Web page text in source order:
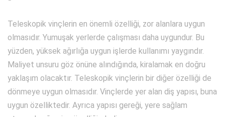
Teleskopik vinçlerin en önemli özelliği, zor alanlara uygun
olmasıdır. Yumuşak yerlerde çalışması daha uygundur. Bu
yüzden, yüksek ağırlığa uygun işlerde kullanımı yaygındır.
Maliyet unsuru göz önüne alındığında, kiralamak en doğru
yaklaşım olacaktır. Teleskopik vinçlerin bir diğer özelliği de
dönmeye uygun olmasıdır. Vinçlerde yer alan diş yapısı, buna
uygun özelliktedir. Ayrıca yapısı gereği, yere sağlam